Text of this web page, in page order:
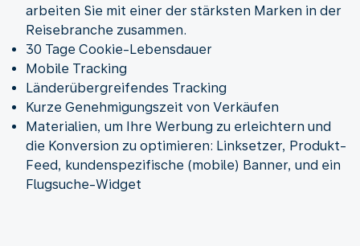
arbeiten Sie mit einer der stärksten Marken in der
Reisebranche zusammen.
30 Tage Cookie-Lebensdauer
Mobile Tracking
Länderübergreifendes Tracking
Kurze Genehmigungszeit von Verkäufen
Materialien, um Ihre Werbung zu erleichtern und
die Konversion zu optimieren: Linksetzer, Produkt-
Feed, kundenspezifische (mobile) Banner, und ein
Flugsuche-Widget